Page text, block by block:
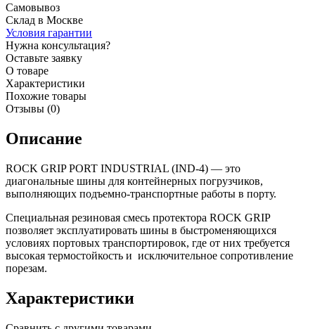
Самовывоз
Склад в Москве
Условия гарантии
Нужна консультация?
Оставьте заявку
О товаре
Характеристики
Похожие товары
Отзывы (0)
Описание
ROCK GRIP PORT INDUSTRIAL (IND-4) — это
диагональные шины для контейнерных погрузчиков,
выполняющих подъемно-транспортные работы в порту.
Специальная резиновая смесь протектора ROCK GRIP
позволяет эксплуатировать шины в быстроменяющихся
условиях портовых транспортировок, где от них требуется
высокая термостойкость и исключительное сопротивление
порезам.
Характеристики